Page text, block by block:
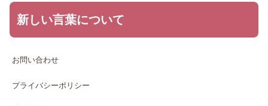
新しい言葉について
お問い合わせ
プライバシーポリシー